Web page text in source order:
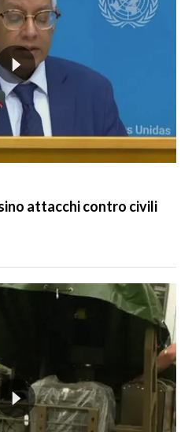
attacchi contro civili